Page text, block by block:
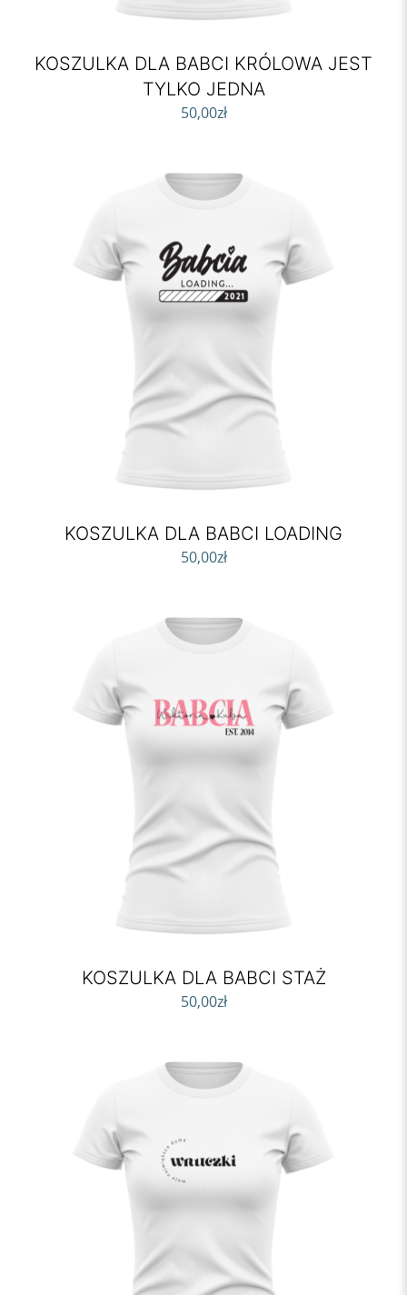
KOSZULKA DLA BABCI KRÓLOWA JEST
TYLKO JEDNA
50,00zł
KOSZULKA DLA BABCI LOADING
50,00zł
KOSZULKA DLA BABCI STAŻ
50,00zł